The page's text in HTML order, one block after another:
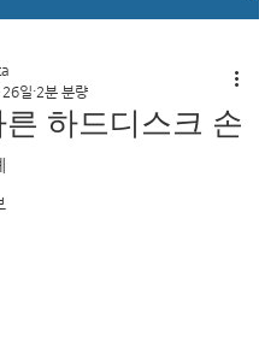
하드디스크 손
일 2분 분량